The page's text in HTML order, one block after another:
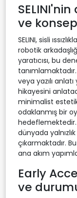
ve
SELINI, sisli
robotik
yaratıcısı, bu
veya yazılı
hikayesini
minimalist
odaklanmış bir
dünyada
çıkarmaktadır.
ana akım
Early
ve